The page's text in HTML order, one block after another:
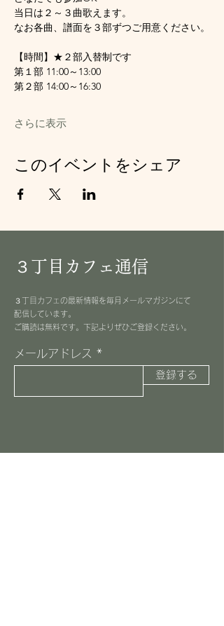
当日は２～３曲歌えます。
なお各曲、譜面を３部ずつご用意ください。
【時間】★２部入替制です
第１部 11:00～13:00
第２部 14:00～16:30
さらに表示
このイベントをシェア
３丁目カフェ通信
３丁目カフェの最新情報を毎月メールマガジンにて
配信しています。
​ご購読は無料です。下記よりぜひご登録ください。
メールアドレス
登録する